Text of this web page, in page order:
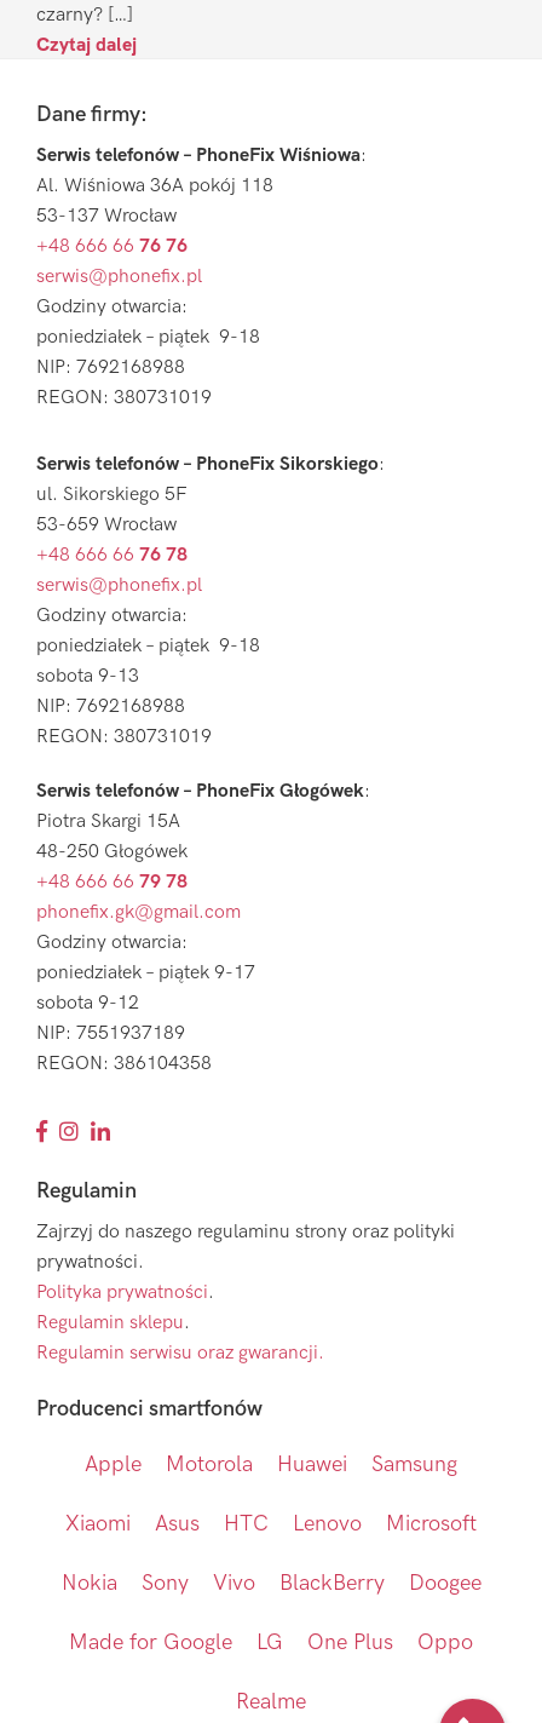
czarny? […]
Czytaj dalej
FooterDane firmy:
Serwis telefonów – PhoneFix Wiśniowa:
Al. Wiśniowa 36A pokój 118
53-137 Wrocław
+48 666 66 76 76
serwis@phonefix.pl
Godziny otwarcia:
poniedziałek – piątek 9-18
NIP: 7692168988
REGON: 380731019
Serwis telefonów – PhoneFix Sikorskiego:
ul. Sikorskiego 5F
53-659 Wrocław
+48 666 66 76 78
serwis@phonefix.pl
Godziny otwarcia:
poniedziałek – piątek 9-18
sobota 9-13
NIP: 7692168988
REGON: 380731019
Serwis telefonów – PhoneFix Głogówek:
Piotra Skargi 15A
48-250 Głogówek
+48 666 66 79 78
phonefix.gk@gmail.com
Godziny otwarcia:
poniedziałek – piątek 9-17
sobota 9-12
NIP: 7551937189
REGON: 386104358
Regulamin
Zajrzyj do naszego regulaminu strony oraz polityki
prywatności.
Polityka prywatności.
Regulamin sklepu.
Regulamin serwisu oraz gwarancji.
Producenci smartfonów
Apple Motorola Huawei Samsung
Xiaomi Asus HTC Lenovo Microsoft
Nokia Sony Vivo BlackBerry Doogee
Made for Google LG One Plus Oppo
Realme